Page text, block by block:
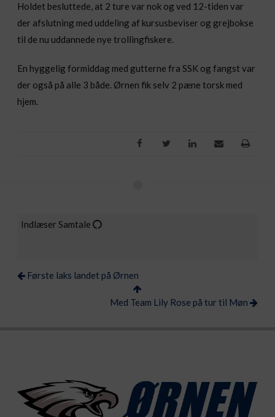
Holdet besluttede, at 2 ture var nok og ved 12-tiden var
der afslutning med uddeling af kursusbeviser og grejbokse
til de nu uddannede nye trollingfiskere.
En hyggelig formiddag med gutterne fra SSK og fangst var
der også på alle 3 både. Ørnen fik selv 2 pæne torsk med
hjem.
Indlæser Samtale
Første laks landet på Ørnen
Med Team Lily Rose på tur til Møn